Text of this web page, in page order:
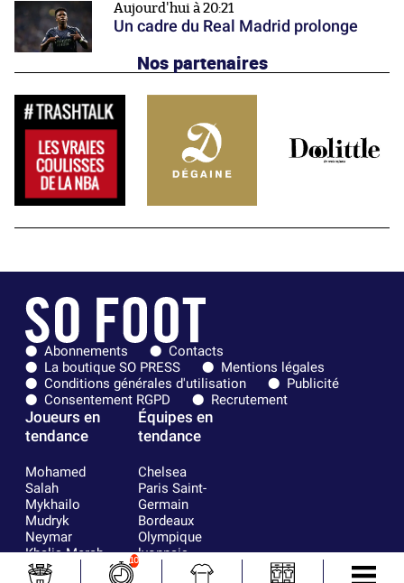
Aujourd'hui à 20:21
Un cadre du Real Madrid prolonge
Nos partenaires
Abonnements
Contacts
La boutique SO PRESS
Mentions légales
Conditions générales d'utilisation
Publicité
Consentement RGPD
Recrutement
Joueurs en
tendance
Mohamed
Salah
Mykhailo
Mudryk
Neymar
Khalis Merah
Loïs Openda
Équipes en
tendance
Chelsea
Paris Saint-
Germain
Bordeaux
Olympique
lyonnais
FIFA
10